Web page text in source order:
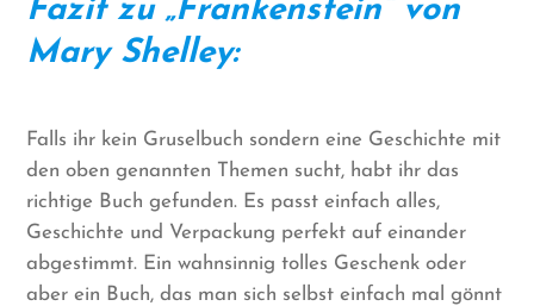
Fazit zu „Frankenstein“ von
Mary Shelley:
Falls ihr kein Gruselbuch sondern eine Geschichte mit
den oben genannten Themen sucht, habt ihr das
richtige Buch gefunden. Es passt einfach alles,
Geschichte und Verpackung perfekt auf einander
abgestimmt. Ein wahnsinnig tolles Geschenk oder
aber ein Buch, das man sich selbst einfach mal gönnt